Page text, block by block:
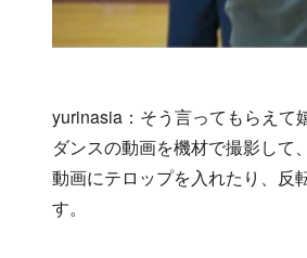
yurinasia：そう言ってもらえて
ダンスの動画を機材で撮影して
動画にテロップを入れたり、反
す。